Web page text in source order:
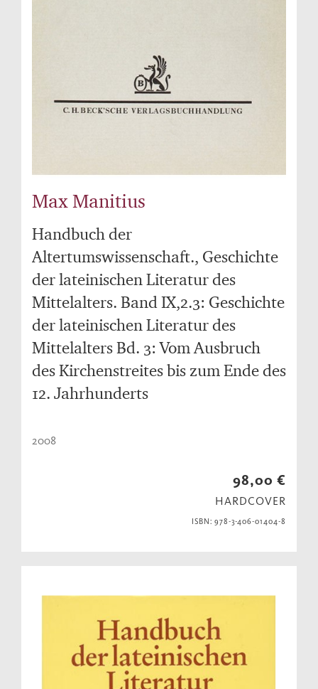
Max Manitius
Handbuch der
Altertumswissenschaft., Geschichte
der lateinischen Literatur des
Mittelalters. Band IX,2.3: Geschichte
der lateinischen Literatur des
Mittelalters Bd. 3: Vom Ausbruch
des Kirchenstreites bis zum Ende des
12. Jahrhunderts
2008
98,00 €
HARDCOVER
ISBN: 978-3-406-01404-8